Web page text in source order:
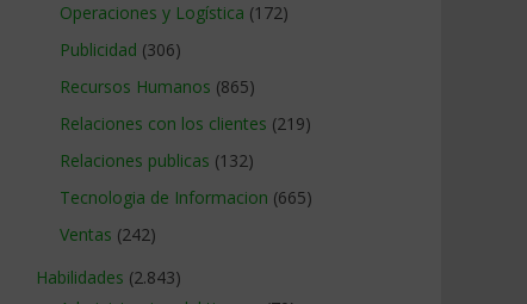
Operaciones y Logística (172)
Publicidad (306)
Recursos Humanos (865)
Relaciones con los clientes (219)
Relaciones publicas (132)
Tecnologia de Informacion (665)
Ventas (242)
Habilidades (2.843)